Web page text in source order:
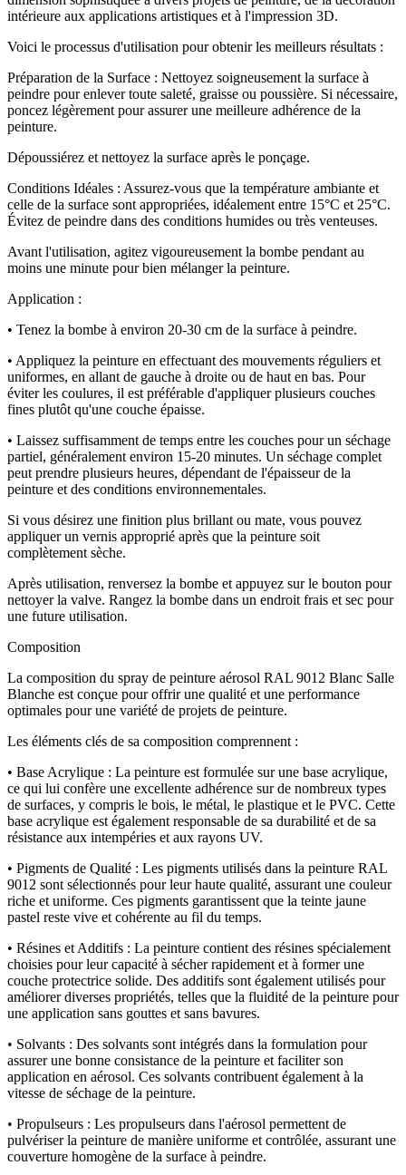
intérieure aux applications artistiques et à l'impression 3D.
Voici le processus d'utilisation pour obtenir les meilleurs résultats :
Préparation de la Surface : Nettoyez soigneusement la surface à
peindre pour enlever toute saleté, graisse ou poussière. Si nécessaire,
poncez légèrement pour assurer une meilleure adhérence de la
peinture.
Dépoussiérez et nettoyez la surface après le ponçage.
Conditions Idéales : Assurez-vous que la température ambiante et
celle de la surface sont appropriées, idéalement entre 15°C et 25°C.
Évitez de peindre dans des conditions humides ou très venteuses.
Avant l'utilisation, agitez vigoureusement la bombe pendant au
moins une minute pour bien mélanger la peinture.
Application :
• Tenez la bombe à environ 20-30 cm de la surface à peindre.
• Appliquez la peinture en effectuant des mouvements réguliers et
uniformes, en allant de gauche à droite ou de haut en bas. Pour
éviter les coulures, il est préférable d'appliquer plusieurs couches
fines plutôt qu'une couche épaisse.
• Laissez suffisamment de temps entre les couches pour un séchage
partiel, généralement environ 15-20 minutes. Un séchage complet
peut prendre plusieurs heures, dépendant de l'épaisseur de la
peinture et des conditions environnementales.
Si vous désirez une finition plus brillant ou mate, vous pouvez
appliquer un vernis approprié après que la peinture soit
complètement sèche.
Après utilisation, renversez la bombe et appuyez sur le bouton pour
nettoyer la valve. Rangez la bombe dans un endroit frais et sec pour
une future utilisation.
Composition
La composition du spray de peinture aérosol RAL 9012 Blanc Salle
Blanche est conçue pour offrir une qualité et une performance
optimales pour une variété de projets de peinture.
Les éléments clés de sa composition comprennent :
• Base Acrylique : La peinture est formulée sur une base acrylique,
ce qui lui confère une excellente adhérence sur de nombreux types
de surfaces, y compris le bois, le métal, le plastique et le PVC. Cette
base acrylique est également responsable de sa durabilité et de sa
résistance aux intempéries et aux rayons UV.
• Pigments de Qualité : Les pigments utilisés dans la peinture RAL
9012 sont sélectionnés pour leur haute qualité, assurant une couleur
riche et uniforme. Ces pigments garantissent que la teinte jaune
pastel reste vive et cohérente au fil du temps.
• Résines et Additifs : La peinture contient des résines spécialement
choisies pour leur capacité à sécher rapidement et à former une
couche protectrice solide. Des additifs sont également utilisés pour
améliorer diverses propriétés, telles que la fluidité de la peinture pour
une application sans gouttes et sans bavures.
• Solvants : Des solvants sont intégrés dans la formulation pour
assurer une bonne consistance de la peinture et faciliter son
application en aérosol. Ces solvants contribuent également à la
vitesse de séchage de la peinture.
• Propulseurs : Les propulseurs dans l'aérosol permettent de
pulvériser la peinture de manière uniforme et contrôlée, assurant une
couverture homogène de la surface à peindre.